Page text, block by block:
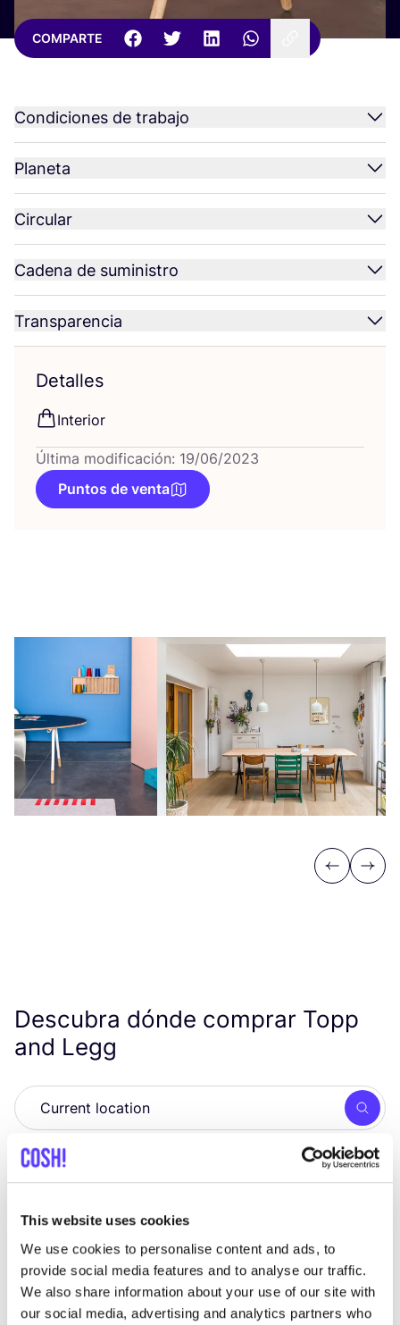
This website uses cookies
We use cookies to personalise content and ads, to
provide social media features and to analyse our traffic.
We also share information about your use of our site with
our social media, advertising and analytics partners who
COMPARTE
Condiciones de trabajo
Planeta
Circular
Cadena de suministro
Transparencia
Detalles
Inte­rior
Última modificación: 19/06/2023
Puntos de venta
Previous
Next
Descubra dónde comprar Topp
and Legg
No encontramos ningún resultado para tus
Ve todas las tiendas